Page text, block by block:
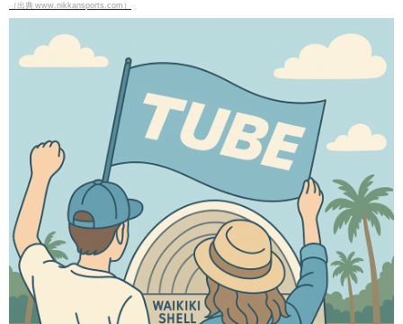
（出典 www.nikkansports.com）